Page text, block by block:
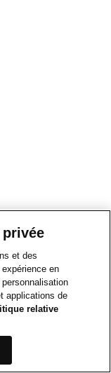
et des
en
applications de
relative